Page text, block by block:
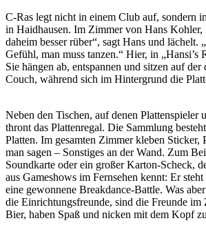
C-Ras legt nicht in einem Club auf, sondern
in Haidhausen. Im Zimmer von Hans Kohler,
daheim besser rüber“, sagt Hans und lächelt.
Gefühl, man muss tanzen.“ Hier, in „Hansi’s
Sie hängen ab, entspannen und sitzen auf der
Couch, während sich im Hintergrund die
Neben den Tischen, auf denen Plattenspieler
thront das Plattenregal. Die Sammlung
Platten. Im gesamten Zimmer kleben Sticker,
man sagen – Sonstiges an der Wand. Zum
Soundkarte oder ein großer Karton-Scheck,
aus Gameshows im Fernsehen kennt: Er
eine gewonnene Breakdance-Battle. Was
die Einrichtungsfreunde, sind die Freunde im
Bier, haben Spaß und nicken mit dem Kopf